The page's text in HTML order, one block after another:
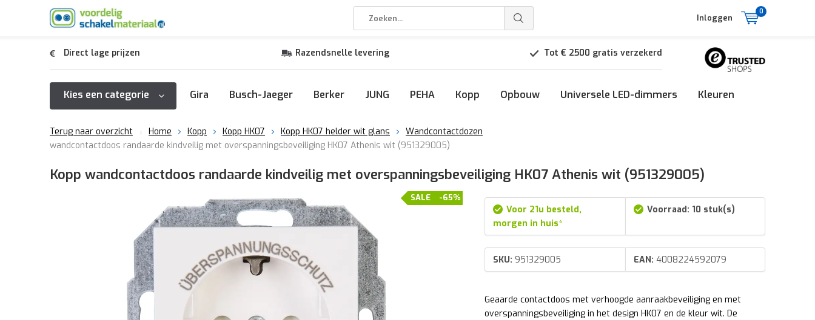
Inloggen
0
Direct lage prijzen Razendsnelle levering Tot € 2500 gratis verzekerd
Kies een categorie Gira Busch-Jaeger Berker JUNG PEHA Kopp Opbouw Universele LED-dimmers Kleuren
Terug naar overzicht Home Kopp Kopp HK07 Kopp HK07 helder wit glans
Wandcontactdozen
wandcontactdoos randaarde kindveilig met overspanningsbeveiliging HK07 Athenis wit (951329005)
Kopp wandcontactdoos randaarde kindveilig met overspanningsbeveiliging HK07 Athenis wit (951329005)
-65%
SALE
Voor 21u besteld,
morgen in huis*
Voorraad: 10 stuk(s)
SKU: 951329005 EAN: 4008224592079
Geaarde contactdoos met verhoogde aanraakbeveiliging en met
overspanningsbeveiliging in het design HK07 en de kleur wit. De